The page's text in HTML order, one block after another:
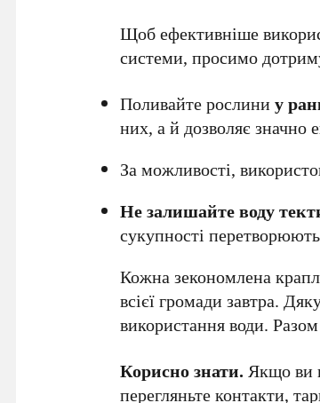
Щоб ефективніше
системи, просимо
Поливайте рослиниу
них, а й дозволяє
За можливості,
Не залишайте воду
сукупності
Кожна зекономлена
всієї громади завтра.
використання води.
Корисно знати. Якщо ви
перегляньтеконтакти,